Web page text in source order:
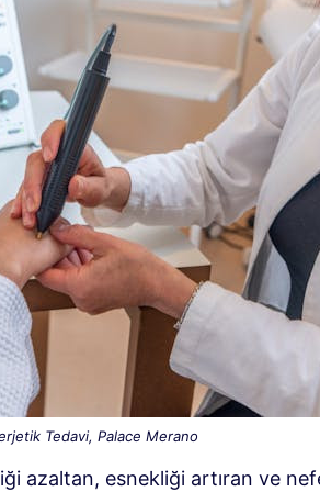
Tedavi, Palace Merano
azaltan, esnekliği artıran ve